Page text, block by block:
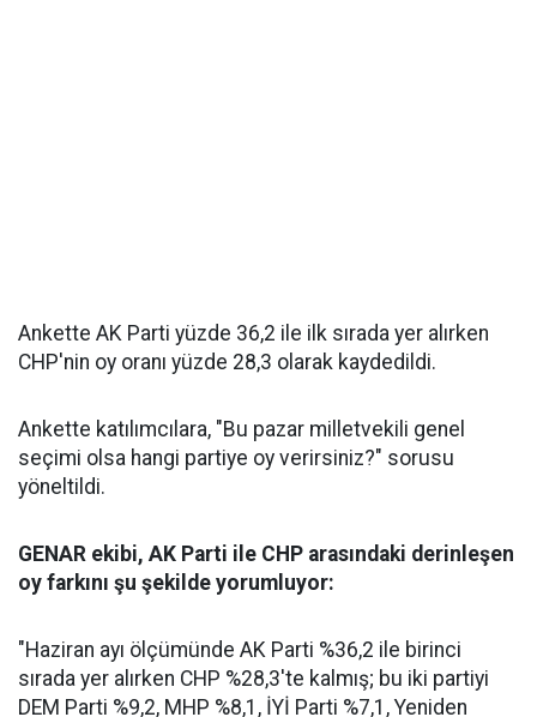
Ankette AK Parti yüzde 36,2 ile ilk sırada yer alırken
CHP'nin oy oranı yüzde 28,3 olarak kaydedildi.
Ankette katılımcılara, "Bu pazar milletvekili genel
seçimi olsa hangi partiye oy verirsiniz?" sorusu
yöneltildi.
GENAR ekibi, AK Parti ile CHP arasındaki derinleşen
oy farkını şu şekilde yorumluyor:
"Haziran ayı ölçümünde AK Parti %36,2 ile birinci
sırada yer alırken CHP %28,3'te kalmış; bu iki partiyi
DEM Parti %9,2, MHP %8,1, İYİ Parti %7,1, Yeniden